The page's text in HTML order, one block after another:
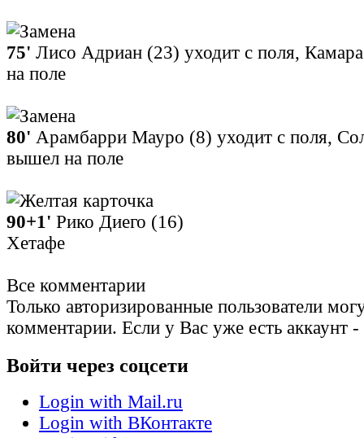
75' Лисо Адриан (23) уходит с поля,
на поле
80' Арамбарри Мауро (8) уходит с поля,
вышел на поле
90+1' Рико Диего (16)
Хетафе
Все комментарии
Только авторизированные пользователи
комментарии. Если у Вас уже есть аккаунт -
Войти через соцсети
Login with Mail.ru
Login with ВКонтакте